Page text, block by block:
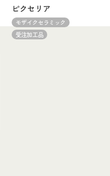
ピクセリア
モザイクセラミック
受注加工品